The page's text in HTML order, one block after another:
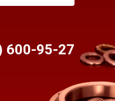
600-95-27